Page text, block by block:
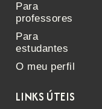
Para
professores
Para
estudantes
O meu perfil
LINKS ÚTEIS